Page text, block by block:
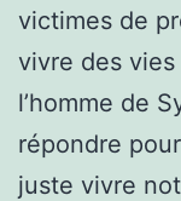
victimes de
vivre des
l’homme de
répondre pour
juste vivre